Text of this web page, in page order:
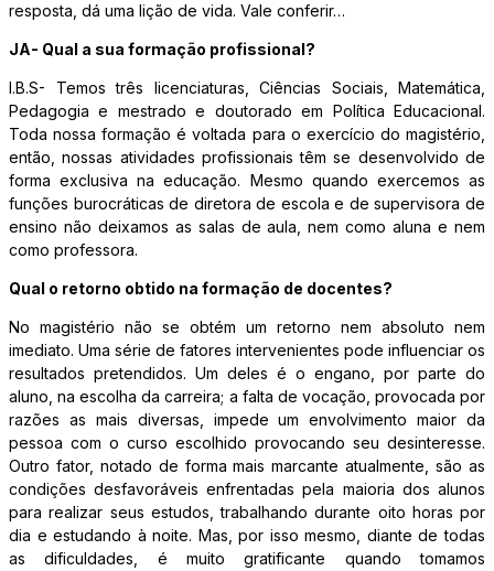
resposta, dá uma lição de vida. Vale conferir…
JA- Qual a sua formação profissional?
I.B.S- Temos três licenciaturas, Ciências Sociais, Matemática,
Pedagogia e mestrado e doutorado em Política Educacional.
Toda nossa formação é voltada para o exercício do magistério,
então, nossas atividades profissionais têm se desenvolvido de
forma exclusiva na educação. Mesmo quando exercemos as
funções burocráticas de diretora de escola e de supervisora de
ensino não deixamos as salas de aula, nem como aluna e nem
como professora.
Qual o retorno obtido na formação de docentes?
No magistério não se obtém um retorno nem absoluto nem
imediato. Uma série de fatores intervenientes pode influenciar os
resultados pretendidos. Um deles é o engano, por parte do
aluno, na escolha da carreira; a falta de vocação, provocada por
razões as mais diversas, impede um envolvimento maior da
pessoa com o curso escolhido provocando seu desinteresse.
Outro fator, notado de forma mais marcante atualmente, são as
condições desfavoráveis enfrentadas pela maioria dos alunos
para realizar seus estudos, trabalhando durante oito horas por
dia e estudando à noite. Mas, por isso mesmo, diante de todas
as dificuldades, é muito gratificante quando tomamos